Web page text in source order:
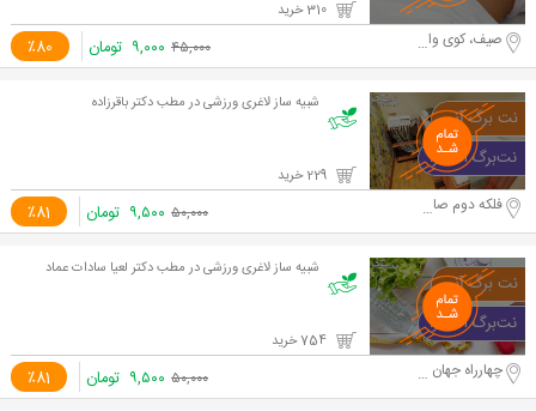
٪80 صیف، کوی وال اصفهانی ۴۵,۰۰۰ ۹,۰۰۰ تومان
شبیه ساز لاغری ورزشی در مطب دکتر باقرزاده
٪81 فلکه دوم صادقیه - جلال آل احمد ۵۰,۰۰۰ ۹,۵۰۰ تومان
شبیه ساز لاغری ورزشی در مطب دکتر لعیا سادات عماد
٪81 چهارراه جهان کودک ۵۰,۰۰۰ ۹,۵۰۰ تومان